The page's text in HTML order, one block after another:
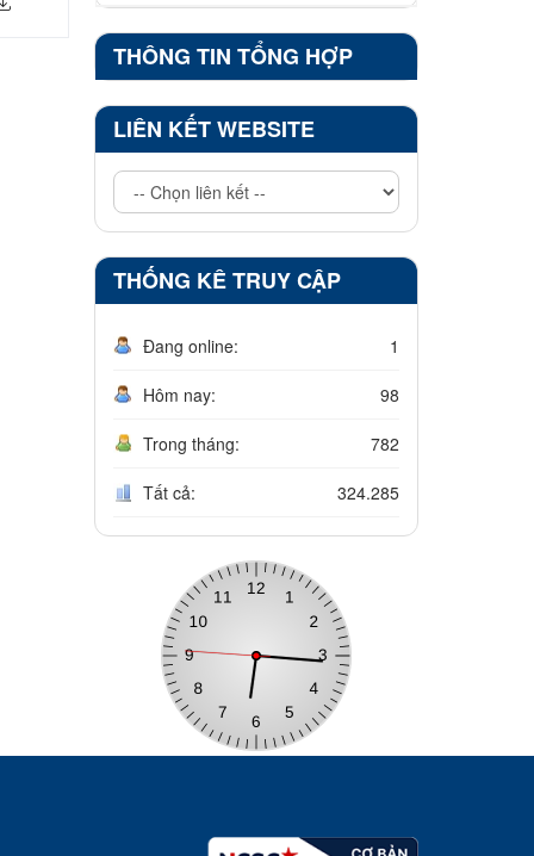
THÔNG TIN TỔNG HỢP
LIÊN KẾT WEBSITE
THỐNG KÊ TRUY CẬP
Đang online: 1
Hôm nay: 98
Trong tháng: 782
Tất cả: 324.285